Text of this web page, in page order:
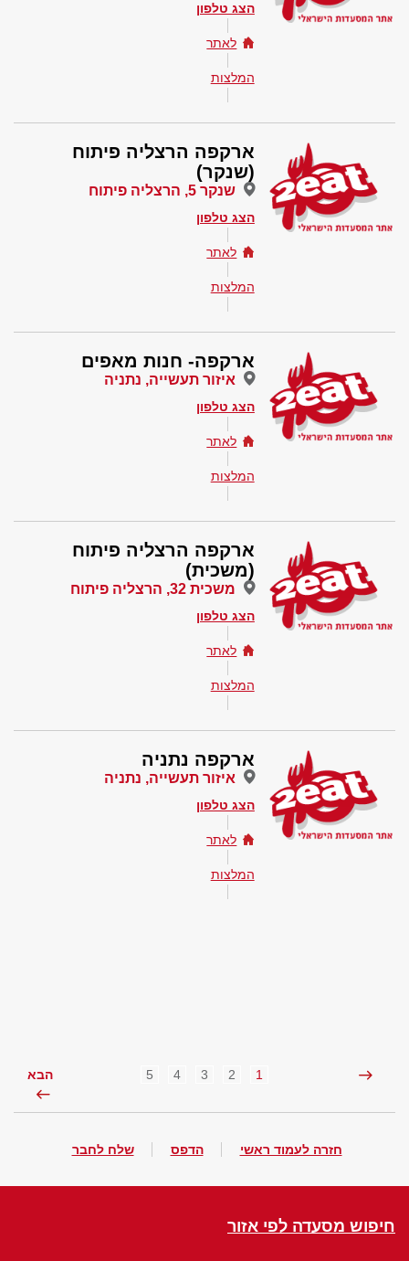
הצג טלפון
לאתר
המלצות
ארקפה הרצליה פיתוח
(שנקר)
שנקר 5, הרצליה פיתוח
הצג טלפון
לאתר
המלצות
ארקפה- חנות מאפים
איזור תעשייה, נתניה
הצג טלפון
לאתר
המלצות
ארקפה הרצליה פיתוח
(משכית)
משכית 32, הרצליה פיתוח
הצג טלפון
לאתר
המלצות
ארקפה נתניה
איזור תעשייה, נתניה
הצג טלפון
לאתר
המלצות
1
2
3
4
5 הבא
חזרה לעמוד ראשי הדפס שלח לחבר
חיפוש מסעדה לפי אזור